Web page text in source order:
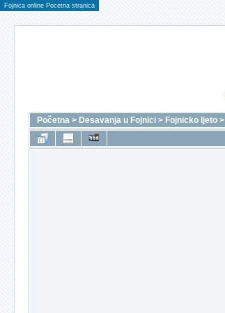
Fojnica online Pocetna stranica
Početna > Desavanja u Fojnici > Fojnicko ljeto >